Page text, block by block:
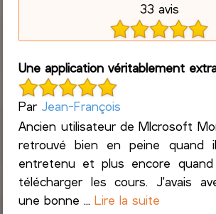
33 avis
Une application véritablement
Par Jean-François
Ancien utilisateur de MIcrosoft
retrouvé bien en peine quand
entretenu et plus encore
télécharger les cours. J'avais
une bonne ...Lire la suite